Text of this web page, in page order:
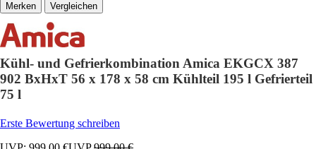
Vergleichen
Kühl- und Gefrierkombination Amica EKGCX 387
902 BxHxT 56 x 178 x 58 cm Kühlteil 195 l Gefrierteil
75 l
Erste Bewertung schreiben